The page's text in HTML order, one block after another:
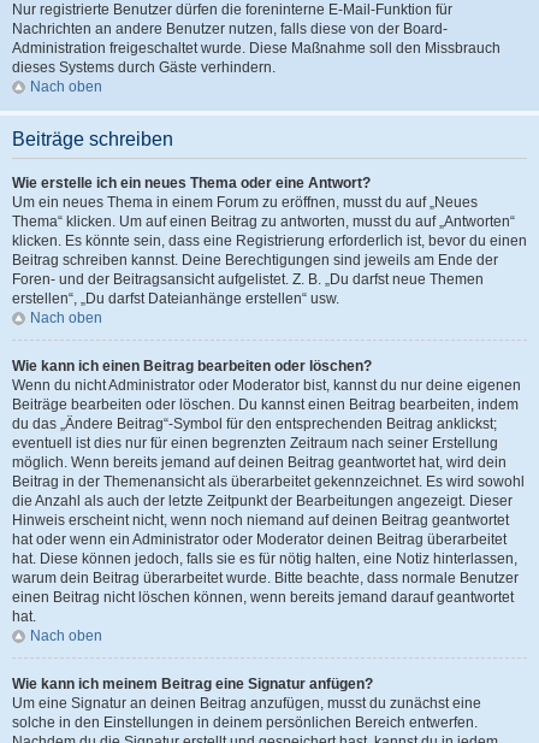
Nur registrierte Benutzer dürfen die foreninterne E-Mail-Funktion für
Nachrichten an andere Benutzer nutzen, falls diese von der Board-
Administration freigeschaltet wurde. Diese Maßnahme soll den Missbrauch
dieses Systems durch Gäste verhindern.
Nach oben
Beiträge schreiben
Wie erstelle ich ein neues Thema oder eine Antwort?
Um ein neues Thema in einem Forum zu eröffnen, musst du auf „Neues
Thema“ klicken. Um auf einen Beitrag zu antworten, musst du auf „Antworten“
klicken. Es könnte sein, dass eine Registrierung erforderlich ist, bevor du einen
Beitrag schreiben kannst. Deine Berechtigungen sind jeweils am Ende der
Foren- und der Beitragsansicht aufgelistet. Z. B. „Du darfst neue Themen
erstellen“, „Du darfst Dateianhänge erstellen“ usw.
Nach oben
Wie kann ich einen Beitrag bearbeiten oder löschen?
Wenn du nicht Administrator oder Moderator bist, kannst du nur deine eigenen
Beiträge bearbeiten oder löschen. Du kannst einen Beitrag bearbeiten, indem
du das „Ändere Beitrag“-Symbol für den entsprechenden Beitrag anklickst;
eventuell ist dies nur für einen begrenzten Zeitraum nach seiner Erstellung
möglich. Wenn bereits jemand auf deinen Beitrag geantwortet hat, wird dein
Beitrag in der Themenansicht als überarbeitet gekennzeichnet. Es wird sowohl
die Anzahl als auch der letzte Zeitpunkt der Bearbeitungen angezeigt. Dieser
Hinweis erscheint nicht, wenn noch niemand auf deinen Beitrag geantwortet
hat oder wenn ein Administrator oder Moderator deinen Beitrag überarbeitet
hat. Diese können jedoch, falls sie es für nötig halten, eine Notiz hinterlassen,
warum dein Beitrag überarbeitet wurde. Bitte beachte, dass normale Benutzer
einen Beitrag nicht löschen können, wenn bereits jemand darauf geantwortet
hat.
Nach oben
Wie kann ich meinem Beitrag eine Signatur anfügen?
Um eine Signatur an deinen Beitrag anzufügen, musst du zunächst eine
solche in den Einstellungen in deinem persönlichen Bereich entwerfen.